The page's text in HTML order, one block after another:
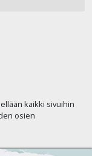
kaikki sivuihin
osien